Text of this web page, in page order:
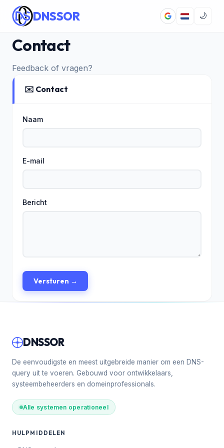
DNSSOR 🌙
Contact
Feedback of vragen?
✉️ Contact
Naam
E-mail
Bericht
Versturen →
DNSSOR
De eenvoudigste en meest uitgebreide manier om een DNS-
query uit te voeren. Gebouwd voor ontwikkelaars,
systeembeheerders en domeinprofessionals.
Alle systemen operationeel
HULPMIDDELEN